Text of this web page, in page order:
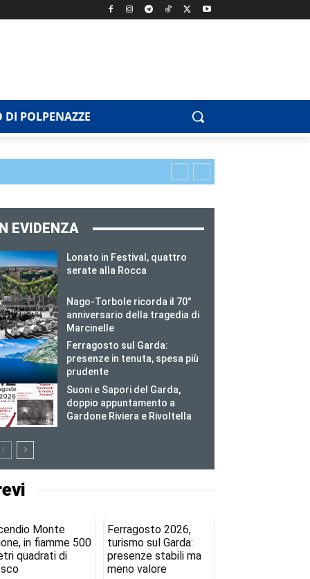
DI POLPENAZZE
EVIDENZA
Lonato in Festival, quattro
serate alla Rocca
Nago-Torbole ricorda il 70°
anniversario della tragedia di
Marcinelle
Ferragosto sul Garda:
presenze in tenuta, spesa più
prudente
Suoni e Sapori del Garda,
doppio appuntamento a
Gardone Riviera e Rivoltella
Monte
in fiamme 500
quadrati di
Ferragosto 2026,
turismo sul Garda:
presenze stabili ma
meno valore